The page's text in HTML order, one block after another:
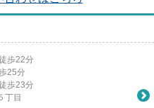
歩22分
25分
歩23分
丁目